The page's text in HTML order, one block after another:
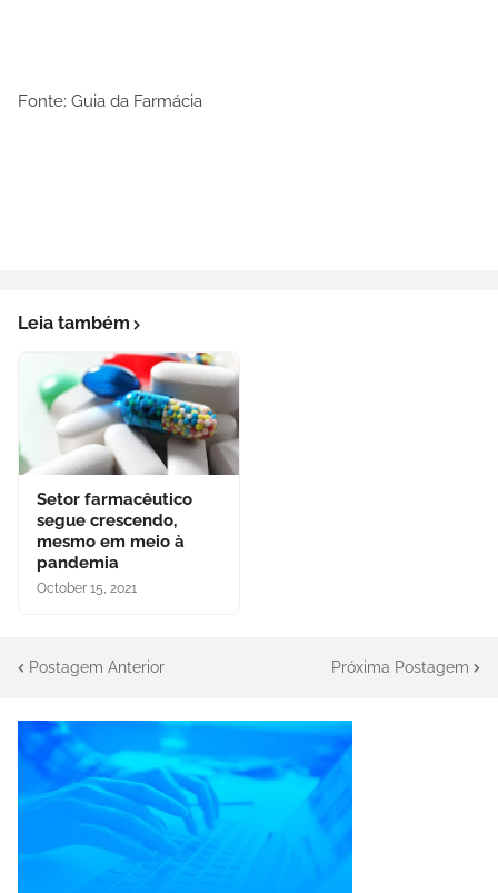
Fonte: Guia da Farmácia
Leia também
Setor farmacêutico
segue crescendo,
mesmo em meio à
pandemia
October 15, 2021
Postagem Anterior Próxima Postagem